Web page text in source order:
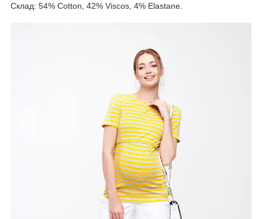
Склад: 54% Cotton, 42% Viscos, 4% Elastane.